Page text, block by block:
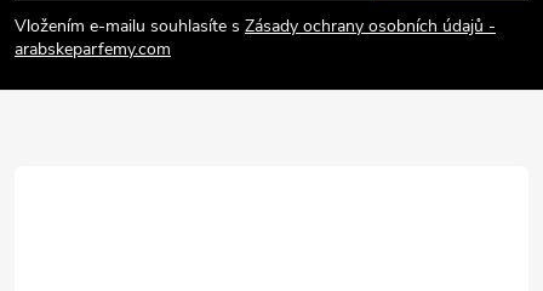
p
a
Vložením e-mailu souhlasíte s Zásady ochrany osobních údajů -
arabskeparfemy.com